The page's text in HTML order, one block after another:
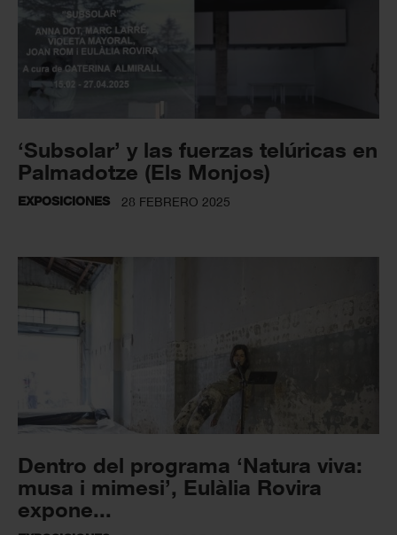
‘Subsolar’ y las fuerzas telúricas en
Palmadotze (Els Monjos)
EXPOSICIONES 28 FEBRERO 2025
Dentro del programa ‘Natura viva:
musa i mimesi’, Eulàlia Rovira
expone...